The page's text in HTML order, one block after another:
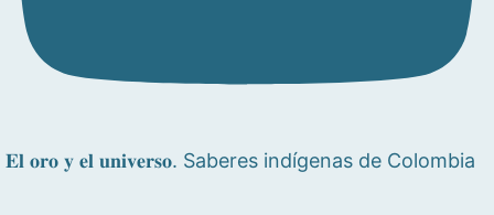
𝐄𝐥 𝐨𝐫𝐨 𝐲 𝐞𝐥 𝐮𝐧𝐢𝐯𝐞𝐫𝐬𝐨. Saberes indígenas de Colombia